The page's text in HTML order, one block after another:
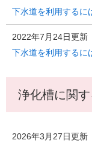
下水道を利用するに
2022年7月24日更新
下水道を利用するに
浄化槽に関す
2026年3月27日更新